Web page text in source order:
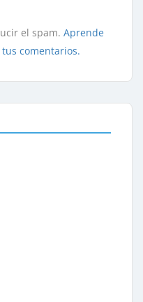
el spam. Aprende
comentarios.